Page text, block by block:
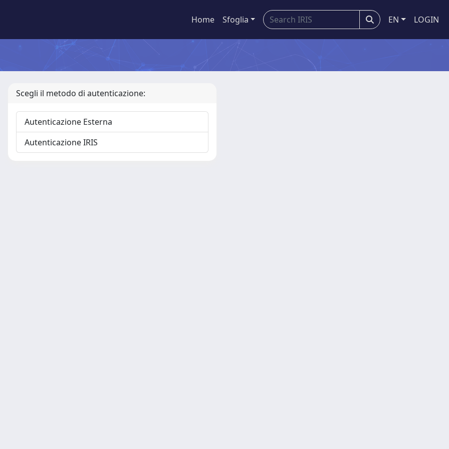
Home Sfoglia EN LOGIN
Scegli il metodo di autenticazione:
Autenticazione Esterna
Autenticazione IRIS